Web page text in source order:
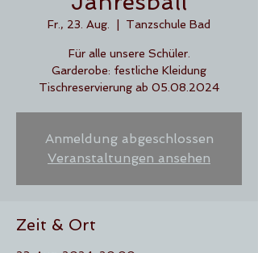
Fr., 23. Aug. Tanzschule Bad
Für alle unsere Schüler.
Garderobe: festliche Kleidung
Tischreservierung ab 05.08.2024
Anmeldung abgeschlossen
Veranstaltungen ansehen
Zeit & Ort